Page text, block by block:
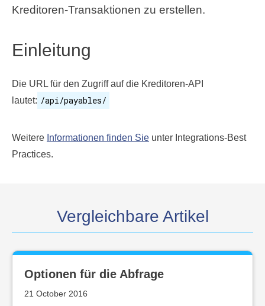
Kreditoren-Transaktionen zu erstellen.
Einleitung
Die URL für den Zugriff auf die Kreditoren-API
lautet: /api/payables/
Weitere Informationen finden Sie unter Integrations-Best
Practices.
Vergleichbare Artikel
Optionen für die Abfrage
21 October 2016